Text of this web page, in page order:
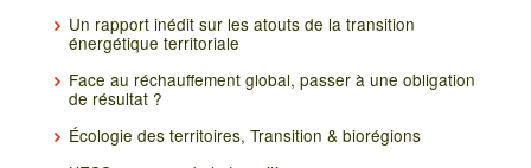
Un rapport inédit sur les atouts de la transition
énergétique territoriale
Face au réchauffement global, passer à une obligation
de résultat ?
Écologie des territoires, Transition & biorégions